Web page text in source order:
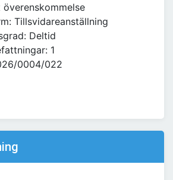
Tillsvidareanställning
Deltid
1
0004/022